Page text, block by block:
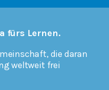
fürs Lernen.
die daran
weltweit frei